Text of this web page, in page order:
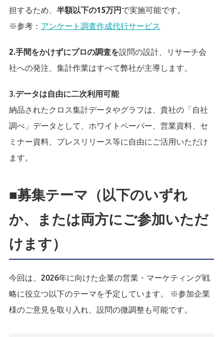
担するため、 半額以下の15万円 で実施可能です。
※参考： アンケート調査作成代行サービス
2.手間をかけずにプロの調査を設問の設計、リサーチ会
社への発注、集計作業はすべて弊社が主導します。
3.データは自由に二次利用可能
納品されたクロス集計データやグラフは、貴社の「自社
調べ」データとして、ホワイトペーパー、営業資料、セ
ミナー資料、プレスリリース等に自由にご活用いただけ
ます。
■募集テーマ（以下のいずれ
か、または両方にご参加いただ
けます）
今回は、2026年に向けた企業の営業・マーケティング戦
略に役立つ以下のテーマを予定しています。 ※参加企業
様のご意見を取り入れ、設問の微調整も可能です。